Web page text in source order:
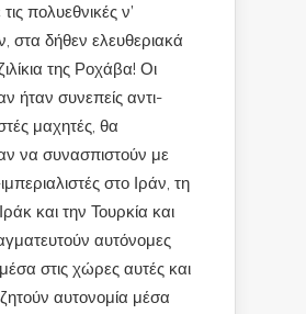
πολυεθνικές ν’
στα δήθεν ελευθεριακά
της Ροχάβα! Οι
ήταν συνεπείς αντι-
μαχητές, θα
να συνασπιστούν με
στο Ιράν, τη
και την Τουρκία και
αυτόνομες
στις χώρες αυτές και
αυτονομία μέσα